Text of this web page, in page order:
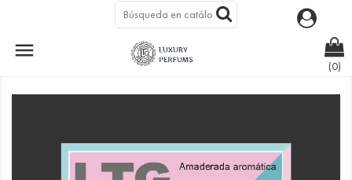

(0)
LTG 172 - STALLION 33